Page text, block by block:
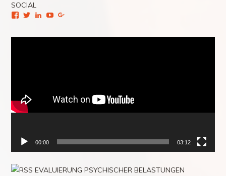
SOCIAL
Facebook
TwitterLinkedIn
YouTube
00:00 03:12
EVALUIERUNG PSYCHISCHER BELASTUNGEN